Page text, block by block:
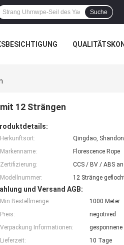
Suche
12 Strängen
Herkunftsort:
Qingdao,
Markenname:
Florescence Rope
Zertifizierung:
CCS / BV / ABS
Modellnummer:
12 Stränge
und Versand AGB:
Min Bestellmenge:
1000 Meter
Preis:
negotived
Verpackung Informationen:
Lieferzeit:
10 Tage